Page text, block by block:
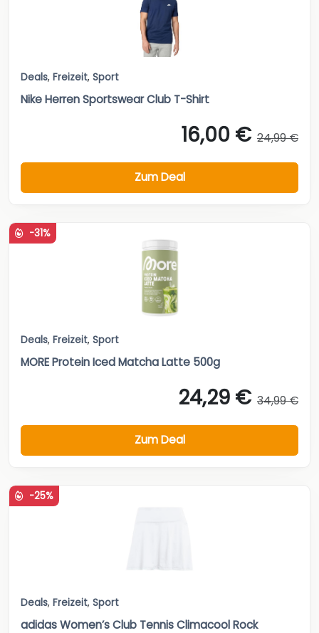
Deals, Freizeit, Sport
Nike Herren Sportswear Club T-Shirt
16,00 € 24,99 €
Zum Deal
-31%
Deals, Freizeit, Sport
MORE Protein Iced Matcha Latte 500g
24,29 € 34,99 €
Zum Deal
-25%
Deals, Freizeit, Sport
adidas Women’s Club Tennis Climacool Rock